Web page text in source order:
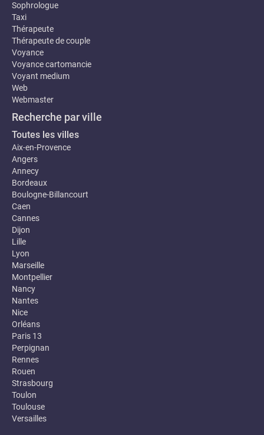
Sophrologue
Taxi
Thérapeute
Thérapeute de couple
Voyance
Voyance cartomancie
Voyant medium
Web
Webmaster
Recherche par ville
Toutes les villes
Aix-en-Provence
Angers
Annecy
Bordeaux
Boulogne-Billancourt
Caen
Cannes
Dijon
Lille
Lyon
Marseille
Montpellier
Nancy
Nantes
Nice
Orléans
Paris 13
Perpignan
Rennes
Rouen
Strasbourg
Toulon
Toulouse
Versailles